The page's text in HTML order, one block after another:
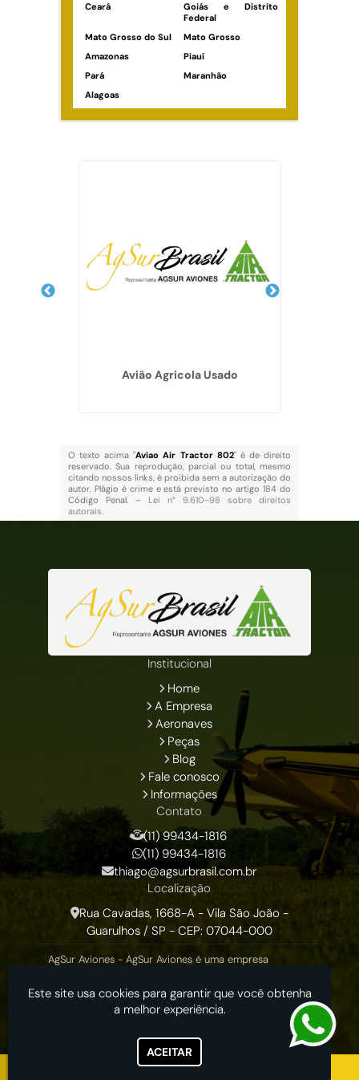
Ceará
Goiás e Distrito
Federal
Mato Grosso do Sul
Mato Grosso
Amazonas
Piauí
Pará
Maranhão
Alagoas
Avião Agricola Usado
O texto acima "Aviao Air Tractor 802" é de direito
reservado. Sua reprodução, parcial ou total, mesmo
citando nossos links, é proibida sem a autorização do
autor. Plágio é crime e está previsto no artigo 184 do
Código Penal. – Lei n° 9.610-98 sobre direitos
autorais.
Institucional
Home
A Empresa
Aeronaves
Peças
Blog
Fale conosco
Informações
Contato
(11) 99434-1816
(11) 99434-1816
thiago@agsurbrasil.com.br
Localização
Rua Cavadas, 1668-A - Vila São João -
Guarulhos / SP - CEP: 07044-000
AgSur Aviones - AgSur Aviones é uma empresa
Tractor, para o Brasil e America Latina desde 2007.
Este site usa cookies para garantir que você obtenha
a melhor experiência.
ACEITAR